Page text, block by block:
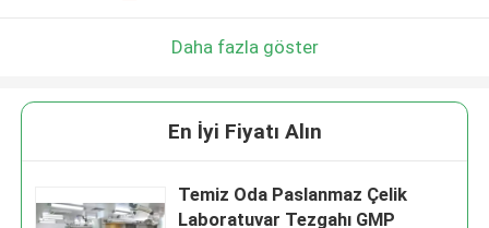
Daha fazla göster
En İyi Fiyatı Alın
Temiz Oda Paslanmaz Çelik
Laboratuvar Tezgahı GMP